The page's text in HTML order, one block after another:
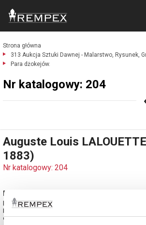
Strona główna
313 Aukcja Sztuki Dawnej - Malarstwo, Rysunek,
Para dżokejów.
Nr katalogowy: 204
Auguste Louis
1883)
Nr katalogowy: 204
Para dżokejów
brąz, odlew srebrzony; wys. ok. 23 cm.
Francja, odlewy XX w. (?)
estymacja: 4 800 - 5 800 zł